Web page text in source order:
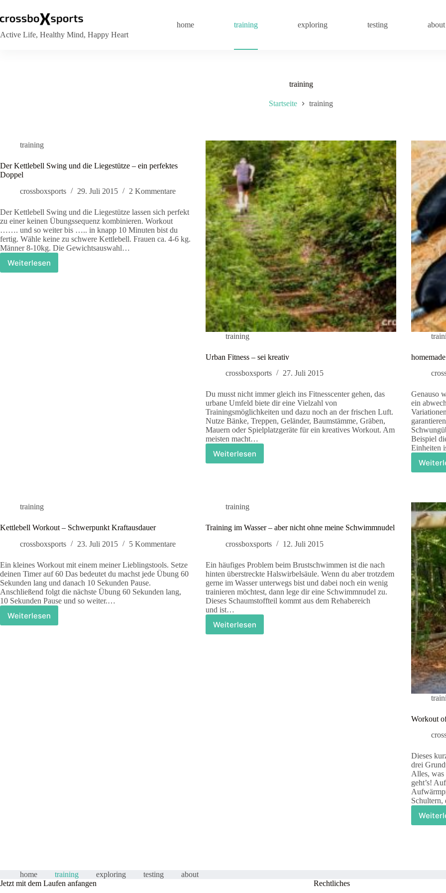
springen
Active Life, Healthy Mind, Happy Heart
home training exploring testing about
training
Startseite training
training
Der Kettlebell Swing und die Liegestütze – ein perfektes
Doppel
crossboxsports
29. Juli 2015 2 Kommentare
Der Kettlebell Swing und die Liegestütze lassen sich perfekt
zu einer keinen Übungssequenz kombinieren. Workout
……. und so weiter bis ….. in knapp 10 Minuten bist du
fertig. Wähle keine zu schwere Kettlebell. Frauen ca. 4-6 kg.
Männer 8-10kg. Die Gewichtsauswahl…
Weiterlesen
Der
training
Urban Fitness – sei kreativ
crossboxsports
27. Juli 2015
Du musst nicht immer gleich ins Fitnesscenter gehen, das
urbane Umfeld biete dir eine Vielzahl von
Trainingsmöglichkeiten und dazu noch an der frischen Luft.
Nutze Bänke, Treppen, Geländer, Baumstämme, Gräben,
Mauern oder Spielplatzgeräte für ein kreatives Workout. Am
meisten macht…
Weiterlesen
Urban
Genauso
ein
Beispiel
Einheiten
training
Kettlebell Workout – Schwerpunkt Kraftausdauer
crossboxsports
23. Juli 2015 5 Kommentare
Ein kleines Workout mit einem meiner Lieblingstools. Setze
deinen Timer auf 60 Das bedeutet du machst jede Übung 60
Sekunden lang und danach 10 Sekunden Pause.
Anschließend folgt die nächste Übung 60 Sekunden lang,
10 Sekunden Pause und so weiter.…
Weiterlesen
Kettlebell
training
Training im Wasser – aber nicht ohne meine Schwimmnudel
crossboxsports
12. Juli 2015
Ein häufiges Problem beim Brustschwimmen ist die nach
hinten überstreckte Halswirbelsäule. Wenn du aber trotzdem
gerne im Wasser unterwegs bist und dabei noch ein wenig
trainieren möchtest, dann lege dir eine Schwimmnudel zu.
Dieses Schaumstoffteil kommt aus dem Rehabereich
und ist…
Weiterlesen
Training
Workout
Dieses
drei
Alles, was
geht’s!
home training exploring testing
about
Jetzt mit dem Laufen anfangen
Rechtliches